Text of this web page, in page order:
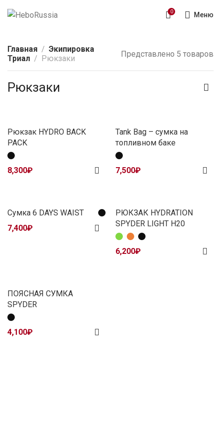
0 Меню
Главная
Экипировка
Триал
Рюкзаки Представлено 5 товаров
Рюкзаки
Рюкзак HYDRO BACK
PACK
8,300₽
Tank Bag – сумка на
топливном баке
7,500₽
Сумка 6 DAYS WAIST
7,400₽
РЮКЗАК HYDRATION
SPYDER LIGHT H20
6,200₽
ПОЯСНАЯ СУМКА
SPYDER
4,100₽